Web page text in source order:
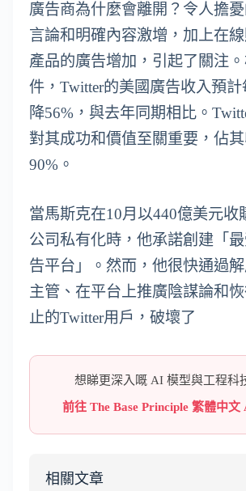
廣告商為什麼會離開？令人擔
言論和明確內容激增，加上在
產品的廣告增加，引起了關注
件，Twitter的美國廣告收入預
降56%，與去年同期相比。
對其成功和價值至關重要，佔
90%。
當馬斯克在10月以440億美元收
公司私有化時，他承諾創建「
告平台」。然而，他很快通過
主管、在平台上推廣陰謀論和
止的Twitter用戶，破壞了
想睇更深入嘅 AI 模型與工程科
前往 The Base Principle 繁體中
相關文章